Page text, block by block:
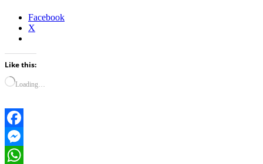
Facebook
X
Like this:
Loading…
Facebook
Messenger